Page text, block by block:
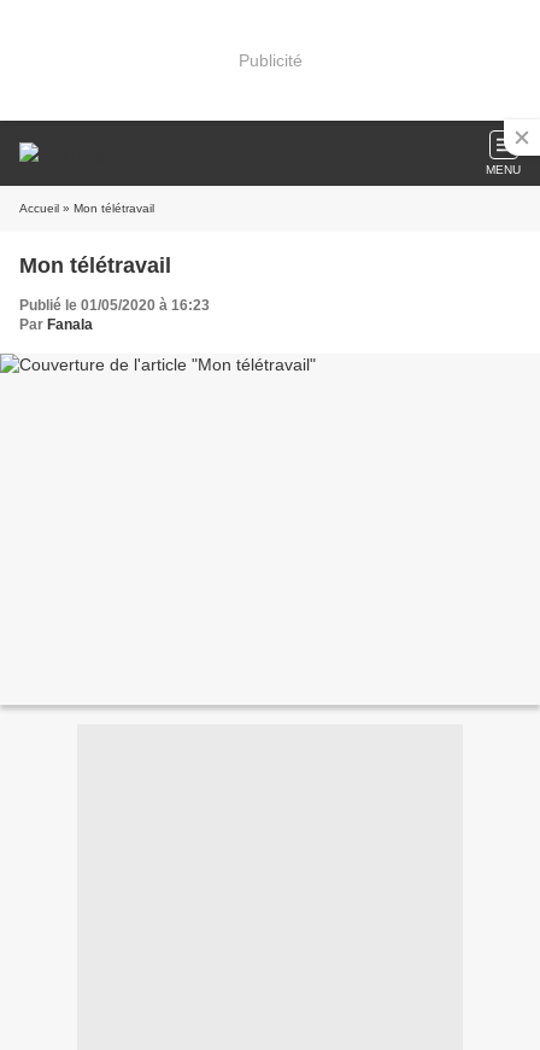
Publicité
MENU
Accueil » Mon télétravail
Mon télétravail
Publié le 01/05/2020 à 16:23
Par Fanala